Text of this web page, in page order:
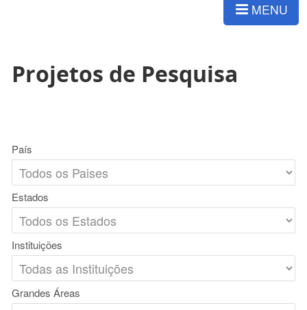
MENU
Projetos de Pesquisa
País
Estados
Instituições
Grandes Áreas